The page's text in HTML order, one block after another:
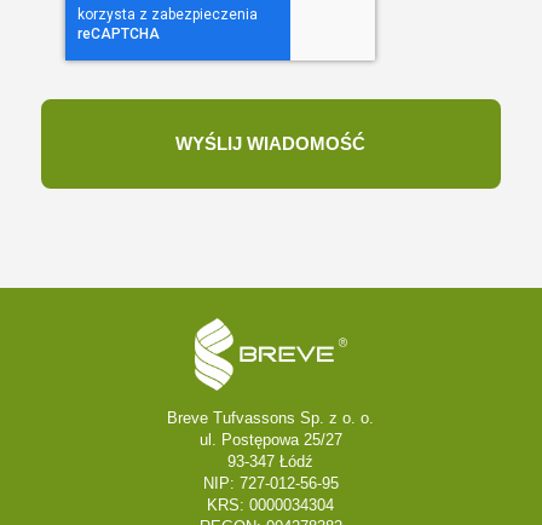
Breve Tufvassons Sp. z o. o.
ul. Postępowa 25/27
93-347 Łódź
NIP: 727-012-56-95
KRS: 0000034304